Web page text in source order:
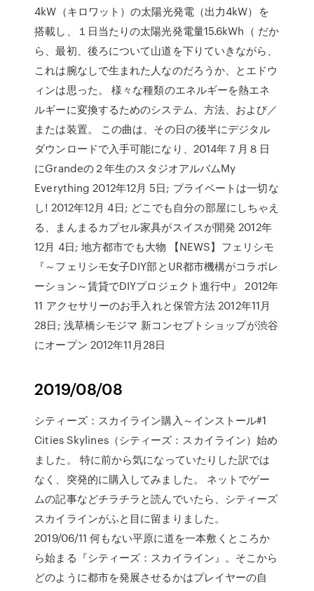
4kW（キロワット）の太陽光発電（出力4kW）を
搭載し、１日当たりの太陽光発電量15.6kWh（ だか
ら、最初、後ろについて山道を下りていきながら、
これは腕なしで生まれた人なのだろうか、とエドウ
ィンは思った。 様々な種類のエネルギーを熱エネ
ルギーに変換するためのシステム、方法、および／
または装置。 この曲は、その日の後半にデジタル
ダウンロードで入手可能になり、2014年７月８日
にGrandeの２年生のスタジオアルバムMy
Everything 2012年12月 5日; プライベートは一切な
し! 2012年12月 4日; どこでも自分の部屋にしちゃえ
る、まんまるカプセル家具がスイスが開発 2012年
12月 4日; 地方都市でも大物 【NEWS】フェリシモ
『～フェリシモ女子DIY部とUR都市機構がコラボレ
ーション～賃貸でDIYプロジェクト進行中』 2012年
11 アクセサリーのお手入れと保管方法 2012年11月
28日; 浅草橋シモジマ 新コンセプトショップが渋谷
にオープン 2012年11月28日
2019/08/08
シティーズ：スカイライン購入～インストール#1
Cities Skylines（シティーズ：スカイライン）始め
ました。 特に前から気になっていたりした訳では
なく、突発的に購入してみました。 ネットでゲー
ムの記事などチラチラと読んでいたら、シティーズ
スカイラインがふと目に留まりました。
2019/06/11 何もない平原に道を一本敷くところか
ら始まる『シティーズ：スカイライン』。そこから
どのように都市を発展させるかはプレイヤーの自